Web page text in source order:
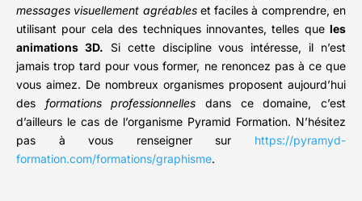
messages visuellement agréableset faciles à comprendre, en
utilisant pour cela des techniques innovantes, telles que les
animations 3D. Si cette discipline vous intéresse, il n’est
jamais trop tard pour vous former, ne renoncez pas à ce que
vous aimez. De nombreux organismes proposent aujourd’hui
des formations professionnelles dans ce domaine, c’est
d’ailleurs le cas de l’organisme Pyramid Formation. N’hésitez
pas à vous renseigner sur https://pyramyd-
formation.com/formations/graphisme.